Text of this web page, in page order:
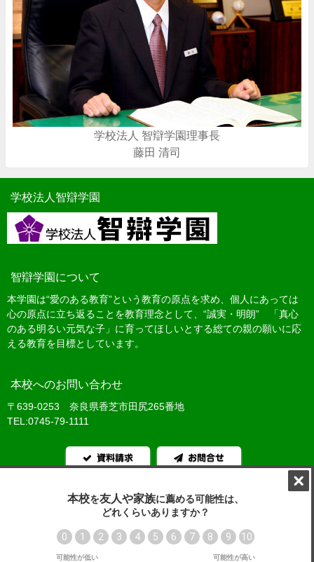
学校法人 智辯学園理事長
藤田 清司
学校法人智辯学園
智辯学園について
本学園は“愛のある教育”という教育の原点を求め、個人にあっては
心の原点に立ち返ることを教育理念として、“誠実・明朗” 「真心
のある明るい元気な子」に育ってほしいとする総ての親の願いに応
える教育を目標としています。
本校へのお問い合わせ
〒639-0253 奈良県香芝市田尻265番地
TEL:0745-79-1111
資料請求 お問合せ
教員募集 サイトマップ
プライバシーポリシー
©2018 学校法人 智辯学園 All Rights Reserved.